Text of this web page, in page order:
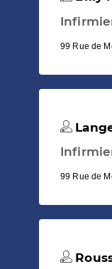
99 Rue de
99 Rue de